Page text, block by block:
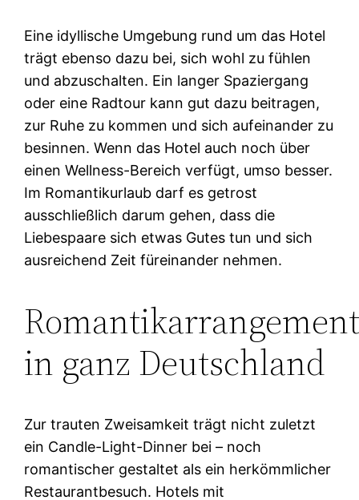
Eine idyllische Umgebung rund um das Hotel
trägt ebenso dazu bei, sich wohl zu fühlen
und abzuschalten. Ein langer Spaziergang
oder eine Radtour kann gut dazu beitragen,
zur Ruhe zu kommen und sich aufeinander zu
besinnen. Wenn das Hotel auch noch über
einen Wellness-Bereich verfügt, umso besser.
Im Romantikurlaub darf es getrost
ausschließlich darum gehen, dass die
Liebespaare sich etwas Gutes tun und sich
ausreichend Zeit füreinander nehmen.
in ganz Deutschland
Zur trauten Zweisamkeit trägt nicht zuletzt
ein Candle-Light-Dinner bei – noch
romantischer gestaltet als ein herkömmlicher
Restaurantbesuch. Hotels mit